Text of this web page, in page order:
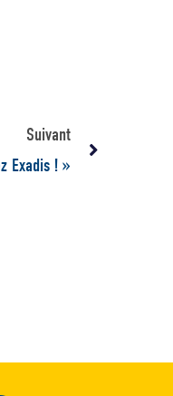
Suivant
Exadis ! »